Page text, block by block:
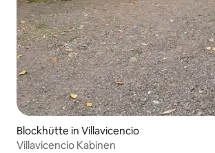
Blockhütte in Villavicencio
Villavicencio Kabinen